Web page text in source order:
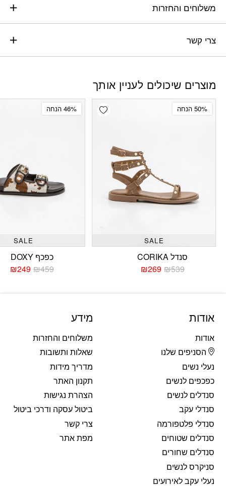
משלוחים והחזרות
צרי קשר
מוצרים שיכולים לעניין אותך
Add wishlist 50% הנחה
SALE
סנדל CORIKA
₪539
המחיר
₪269המחיר
46% הנחה
SALE
כפכף DOXY
₪459
₪249
אודות
אודות
הסניפים שלנו
נעלי נשים
כפכפים לנשים
סנדלים לנשים
סנדלי עקב
סנדלי פלטפורמה
סנדלים שטוחים
סנדלים שחורים
סניקרס לנשים
נעלי עקב לאירועים
מידע
משלוחים והחזרות
שאלות ותשובות
מדריך מידות
תקנון האתר
הצהרת נגישות
ביטול עסקה ודרכי ביטול
צרי קשר
מפת אתר